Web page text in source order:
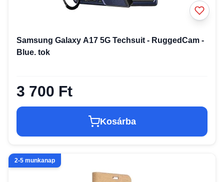
Samsung Galaxy A17 5G Techsuit - RuggedCam -
Blue. tok
3 700 Ft
Kosárba
2-5 munkanap